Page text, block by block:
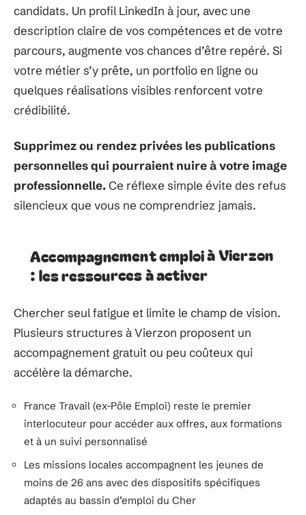
candidats. Un profil LinkedIn à jour, avec une
description claire de vos compétences et de votre
parcours, augmente vos chances d’être repéré. Si
votre métier s’y prête, un portfolio en ligne ou
quelques réalisations visibles renforcent votre
crédibilité.
Supprimez ou rendez privées les publications
personnelles qui pourraient nuire à votre image
professionnelle.Ce réflexe simple évite des refus
silencieux que vous ne comprendriez jamais.
Accompagnement emploi à Vierzon
: les ressources à activer
Chercher seul fatigue et limite le champ de vision.
Plusieurs structures à Vierzon proposent un
accompagnement gratuit ou peu coûteux qui
accélère la démarche.
France Travail (ex-Pôle Emploi) reste le premier
interlocuteur pour accéder aux offres, aux formations
et à un suivi personnalisé
Les missions locales accompagnent les jeunes de
moins de 26 ans avec des dispositifs spécifiques
adaptés au bassin d’emploi du Cher